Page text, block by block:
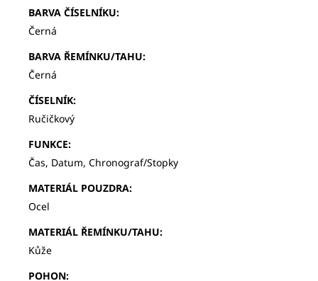
BARVA ČÍSELNÍKU:
Černá
BARVA ŘEMÍNKU/TAHU:
Černá
ČÍSELNÍK:
Ručičkový
FUNKCE:
Čas, Datum, Chronograf/Stopky
MATERIÁL POUZDRA:
Ocel
MATERIÁL ŘEMÍNKU/TAHU:
Kůže
POHON: